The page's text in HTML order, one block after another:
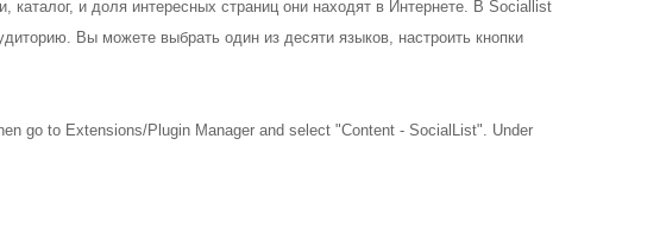
и доля интересных страниц они находят в Интернете. В Sociallist
Вы можете выбрать один из десяти языков, настроить кнопки
go to Extensions/Plugin Manager and select "Content - SocialList". Under